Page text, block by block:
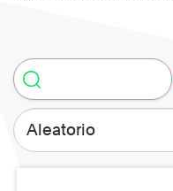
Aleatorio